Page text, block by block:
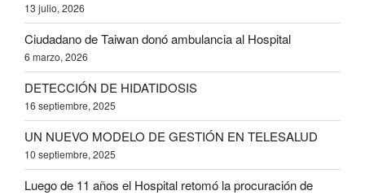
13 julio, 2026
Ciudadano de Taiwan donó ambulancia al Hospital
6 marzo, 2026
DETECCIÓN DE HIDATIDOSIS
16 septiembre, 2025
UN NUEVO MODELO DE GESTIÓN EN TELESALUD
10 septiembre, 2025
Luego de 11 años el Hospital retomó la procuración de